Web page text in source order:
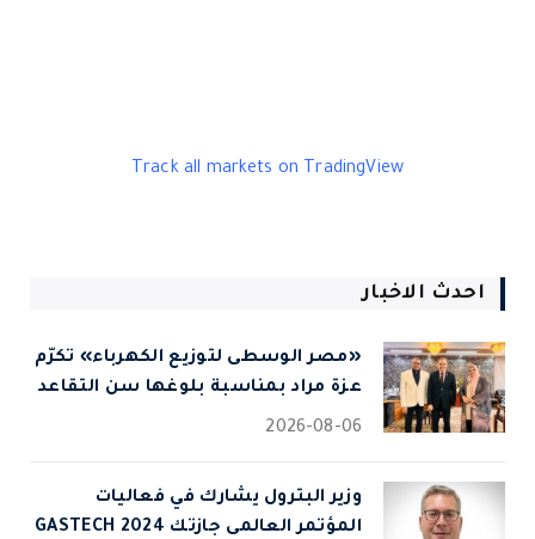
Track all markets on TradingView
احدث الاخبار
«مصر الوسطى لتوزيع الكهرباء» تكرّم
عزة مراد بمناسبة بلوغها سن التقاعد
2026-08-06
وزير البترول يشارك في فعاليات
المؤتمر العالمى جازتك 2024 GASTECH